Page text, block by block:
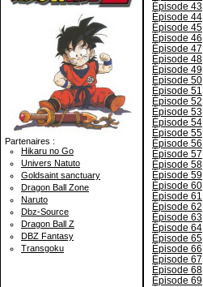
Partenaires :
Hikaru no Go
Univers Natuto
Goldsaint sanctuary
Dragon Ball Zone
Naruto
Dbz-Source
Dragon Ball Z
DBZ Fantasy
Transgoku
Épisode 43
Épisode 44
Épisode 45
Épisode 46
Épisode 47
Épisode 48
Épisode 49
Épisode 50
Épisode 51
Épisode 52
Épisode 53
Épisode 54
Épisode 55
Épisode 56
Épisode 57
Épisode 58
Épisode 59
Épisode 60
Épisode 61
Épisode 62
Épisode 63
Épisode 64
Épisode 65
Épisode 66
Épisode 67
Épisode 68
Épisode 69